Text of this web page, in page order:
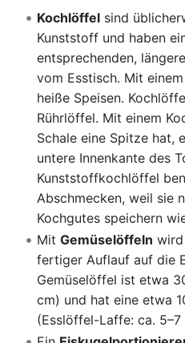
Kochlöffelsind
Kunststoff und haben
entsprechenden,
vom Esstisch. Mit
heiße Speisen.
Rührlöffel. Mit einem
Schale eine Spitze hat,
untere Innenkante des
Kunststoffkochlöffel
Abschmecken, weil sie
Kochgutes speichern
Mit Gemüselöffeln
fertiger Auflauf auf die
Gemüselöffel ist etwa
cm) und hat eine etwa
(Esslöffel-Laffe: ca. 5–7